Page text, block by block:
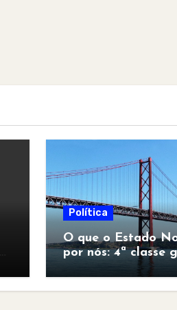
Política
O que o Estado
por nós: 4ª classe
para todos